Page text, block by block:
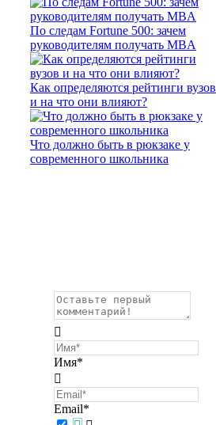
По следам Fortune 500: зачем
руководителям получать MBA
Как определяются рейтинги вузов
и на что они влияют?
Что должно быть в рюкзаке у
современного школьника
Имя*
Email*